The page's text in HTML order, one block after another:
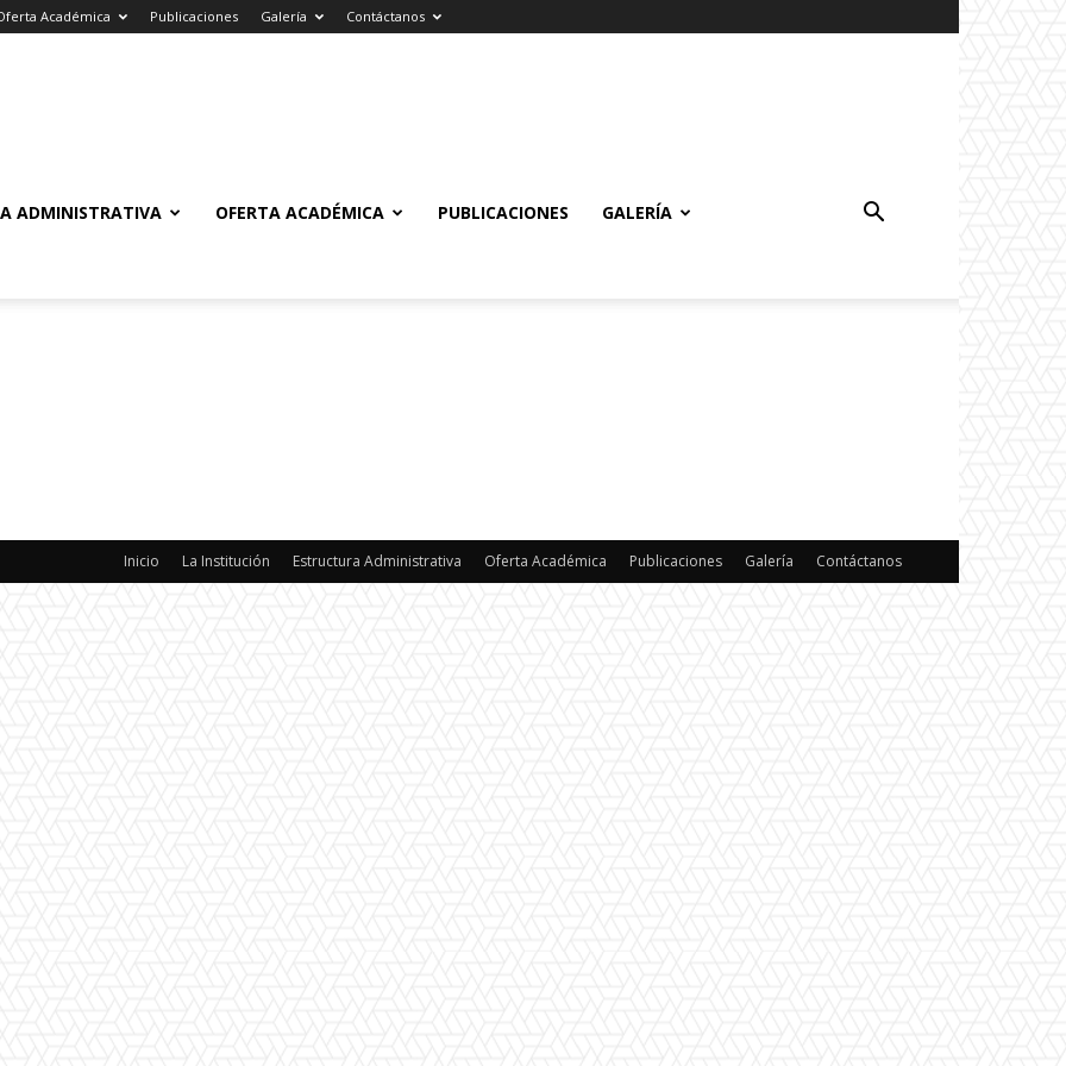
Académica Publicaciones Galería Contáctanos
ADMINISTRATIVA OFERTA ACADÉMICA PUBLICACIONES GALERÍA
Inicio La Institución Estructura Administrativa Oferta Académica Publicaciones Galería Contáctanos